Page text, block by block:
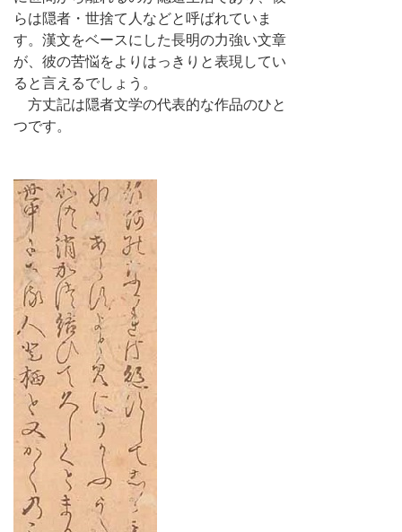
らは隠者・世捨て人などと呼ばれていま
す。漢文をベースにした長明の力強い文章
が、彼の苦悩をよりはっきりと表現してい
ると言えるでしょう。
方丈記は隠者文学の代表的な作品のひと
つです。